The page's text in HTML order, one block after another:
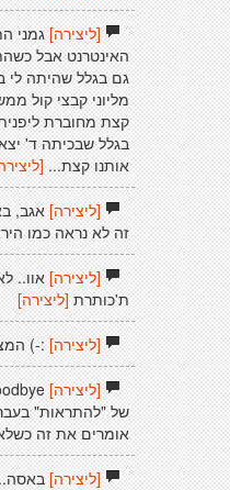
[ליצירה]גמני
האינטרנט אבל
גם בגלל שהיתה לי
מליוני קבצי קול
קצת מחוברת
בגלל שבכיתה ד' יצא
אותנו קצת...
[ליצירה]אגב,
זה לא נראה כמו
[ליצירה]אוו..
ת'כותרת [ליצירה]
[ליצירה]:-)
[ליצירה]
של "להתראות"
אומרים את זה
[ליצירה]